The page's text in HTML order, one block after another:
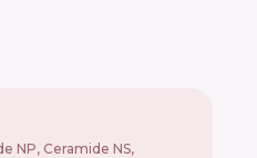
NP, Ceramide NS,